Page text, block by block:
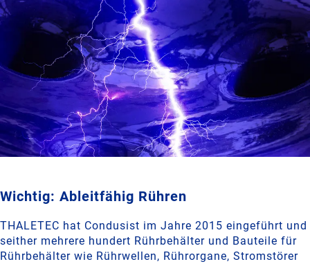
Wichtig: Ableitfähig Rühren
THALETEC hat Condusist im Jahre 2015 eingeführt und
seither mehrere hundert Rührbehälter und Bauteile für
Rührbehälter wie Rührwellen, Rührorgane, Stromstörer